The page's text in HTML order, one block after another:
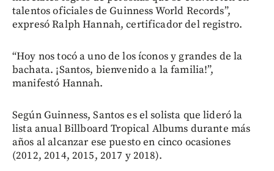
talentos oficiales de Guinness World Records”,
expresó Ralph Hannah, certificador del registro.
“Hoy nos tocó a uno de los íconos y grandes de la
bachata. ¡Santos, bienvenido a la familia!”,
manifestó Hannah.
Según Guinness, Santos es el solista que lideró la
lista anual Billboard Tropical Albums durante más
años al alcanzar ese puesto en cinco ocasiones
(2012, 2014, 2015, 2017 y 2018).